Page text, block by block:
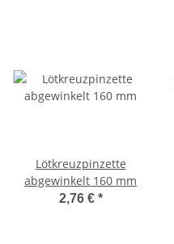
Lötkreuzpinzette
abgewinkelt 160 mm
2,76 € *